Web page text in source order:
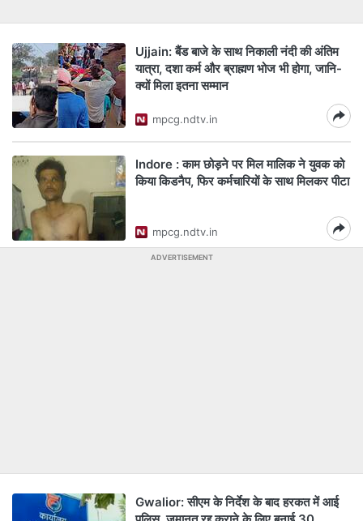
Ujjain: बैंड बाजे के साथ निकाली नंदी की अंतिम
यात्रा, दशा कर्म और ब्राह्मण भोज भी होगा, जानि-
क्यों मिला इतना सम्मान
mpcg.ndtv.in
Indore : काम छोड़ने पर मिल मालिक ने युवक को
किया किडनैप, फिर कर्मचारियों के साथ मिलकर पीटा
mpcg.ndtv.in
ADVERTISEMENT
Gwalior: सीएम के निर्देश के बाद हरकत में आई